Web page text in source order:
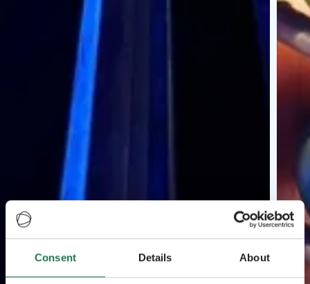
Consent Details About